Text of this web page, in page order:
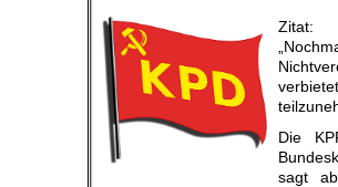
Zitat:
Die
sagt